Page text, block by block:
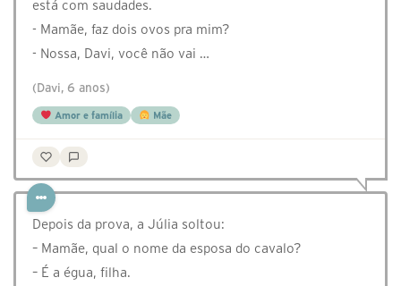
está com saudades.
- Mamãe, faz dois ovos pra mim?
- Nossa, Davi, você não vai …
(Davi, 6 anos)
Amor e família Mãe
Depois da prova, a Júlia soltou:
– Mamãe, qual o nome da esposa do cavalo?
– É a égua, filha.